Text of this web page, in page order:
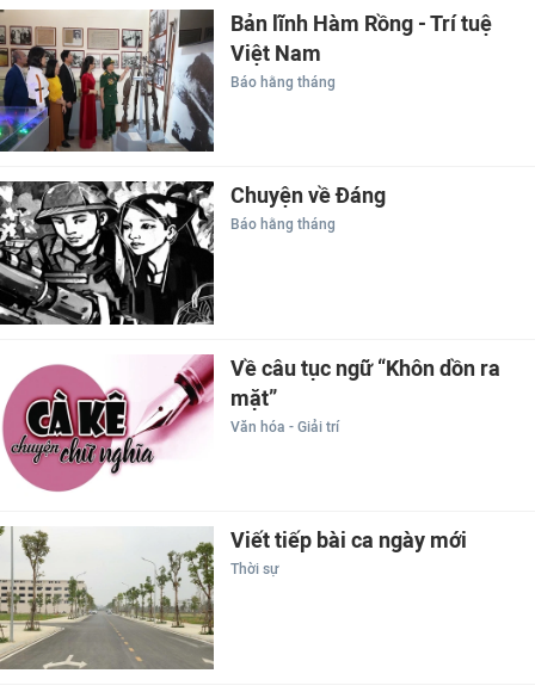
Bản lĩnh Hàm Rồng - Trí tuệ
Việt Nam
Báo hằng tháng
Chuyện về Đáng
Báo hằng tháng
Về câu tục ngữ “Khôn dồn ra
mặt”
Văn hóa - Giải trí
Viết tiếp bài ca ngày mới
Thời sự